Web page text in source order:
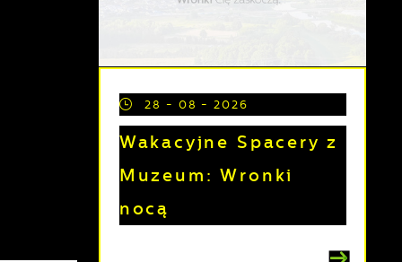
28 - 08 - 2026
Wakacyjne Spacery z
Muzeum: Wronki
nocą